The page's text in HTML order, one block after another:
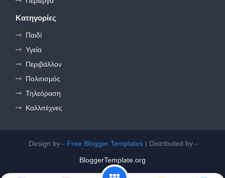
Κατηγορίες
Παιδί
Υγεία
Περιβάλλον
Πολιτισμός
Τηλεόραση
Καλλιτέχνες
Design by - Free Blogger Templates| Distributed by -
BloggerTemplate.org